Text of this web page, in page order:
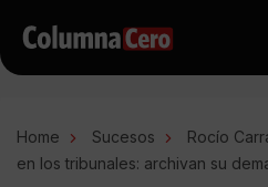
Home Sucesos
Rocío
en los tribunales: archivan su